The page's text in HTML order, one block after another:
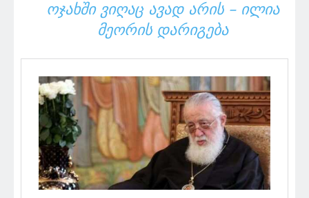
ᲝᲯᲐᲮᲨᲘ ᲕᲘᲦᲐᲪ ᲐᲕᲐᲓ ᲐᲠᲘᲡ – ᲘᲚᲘᲐ
ᲛᲔᲝᲠᲘᲡ ᲓᲐᲠᲘᲒᲔᲑᲐ